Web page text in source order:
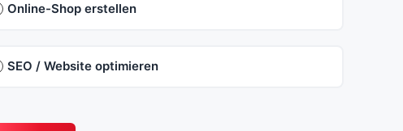
Online-Shop erstellen
SEO / Website optimieren